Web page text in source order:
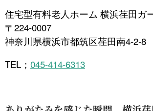
住宅型有料老人ホーム 横浜荏田ガ
〒224-0007
神奈川県横浜市都筑区荏田南4-2-8
TEL ； 045-414-6313